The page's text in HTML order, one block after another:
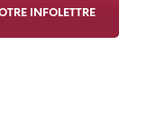
INFOLETTRE